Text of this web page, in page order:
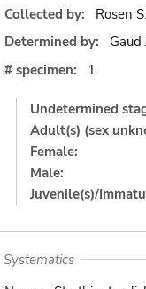
Collected by:
Rosen S.
Determined by:
Gaud
# specimen:
1
Undetermined
Adult(s) (sex
Female:
Male:
Juvenile(s)/
Systematics